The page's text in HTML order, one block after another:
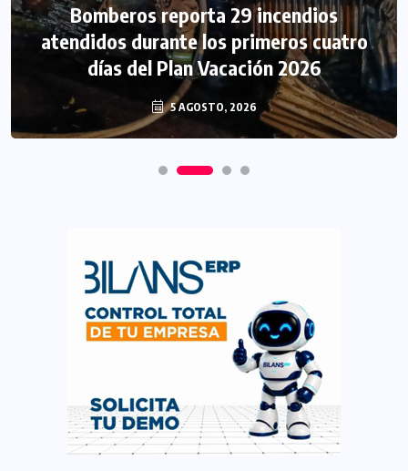
Bomberos reporta 29 incendios
atendidos durante los primeros cuatro
días del Plan Vacación 2026
5 AGOSTO, 2026